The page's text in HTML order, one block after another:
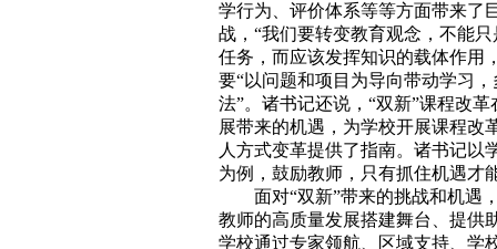
学行为、评价体系等等方面带来了
战，“我们要转变教育观念，不能
任务，而应该发挥知识的载体作用
要“以问题和项目为导向带动学习
法”。诸书记还说，“双新”课程改
展带来的机遇，为学校开展课程改
人方式变革提供了指南。诸书记以
为例，鼓励教师，只有抓住机遇才
面对“双新”带来的挑战和机遇
教师的高质量发展搭建舞台、提供
学校通过专家领航、区域支持、学